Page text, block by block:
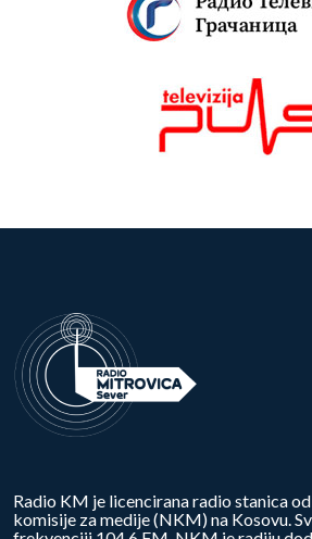
Radio KM je licencirana radio stanica
komisije za medije (NKM) na Kosovu.